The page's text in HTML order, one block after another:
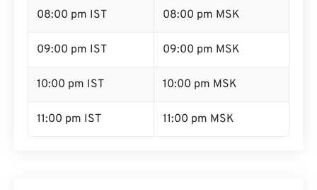
08:00 pm IST 08:00 pm MSK
09:00 pm IST 09:00 pm MSK
10:00 pm IST 10:00 pm MSK
11:00 pm IST 11:00 pm MSK